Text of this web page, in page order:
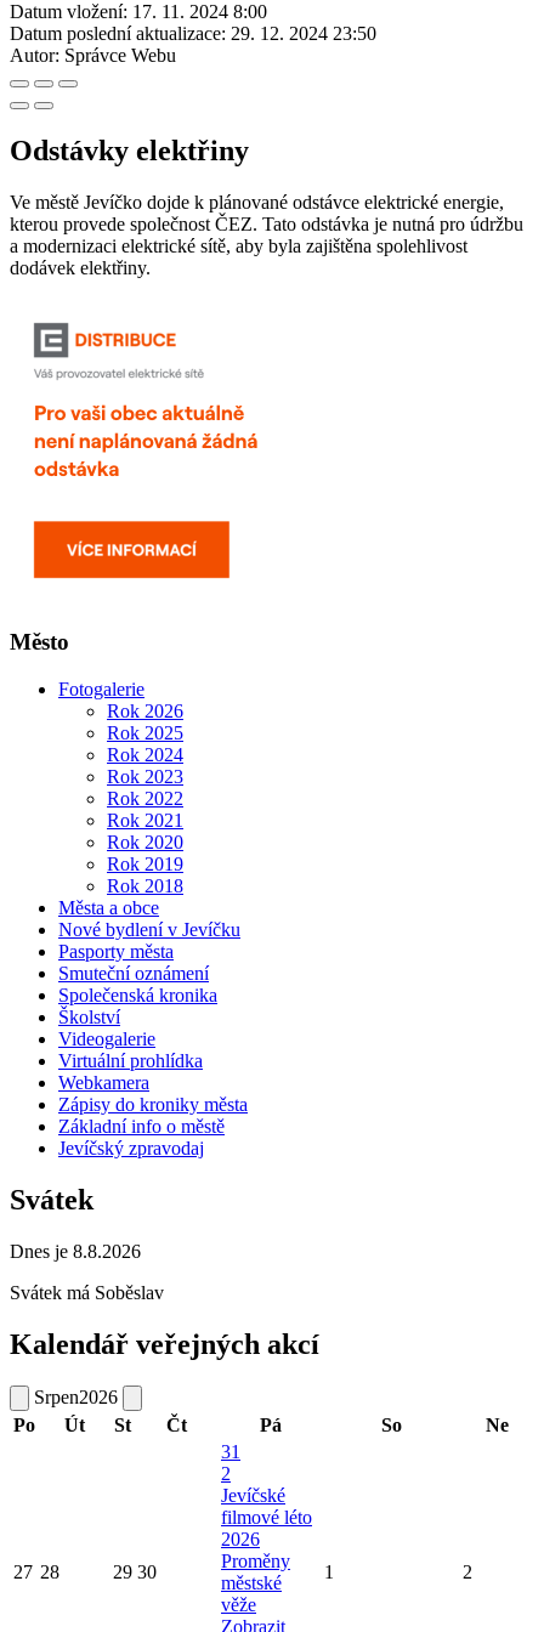
Datum vložení: 17. 11. 2024 8:00
Datum poslední aktualizace: 29. 12. 2024 23:50
Autor: Správce Webu
Odstávky elektřiny
Ve městě Jevíčko dojde k plánované odstávce elektrické energie,
kterou provede společnost ČEZ. Tato odstávka je nutná pro údržbu
a modernizaci elektrické sítě, aby byla zajištěna spolehlivost
dodávek elektřiny.
Město
Fotogalerie
Rok 2026
Rok 2025
Rok 2024
Rok 2023
Rok 2022
Rok 2021
Rok 2020
Rok 2019
Rok 2018
Města a obce
Nové bydlení v Jevíčku
Pasporty města
Smuteční oznámení
Společenská kronika
Školství
Videogalerie
Virtuální prohlídka
Webkamera
Zápisy do kroniky města
Základní info o městě
Jevíčský zpravodaj
Svátek
Dnes je 8.8.2026
Svátek má Soběslav
Kalendář veřejných akcí
Srpen2026
Po
Út St Čt Pá So Ne
27 28 29 30
31
2
Jevíčské
filmové léto
2026
Proměny
městské
věže
Zobrazit
1 2